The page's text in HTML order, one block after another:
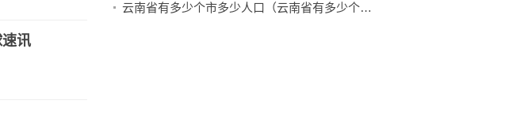
讯
云南省有多少个市多少人口（云南省有多少个市） 全球通讯